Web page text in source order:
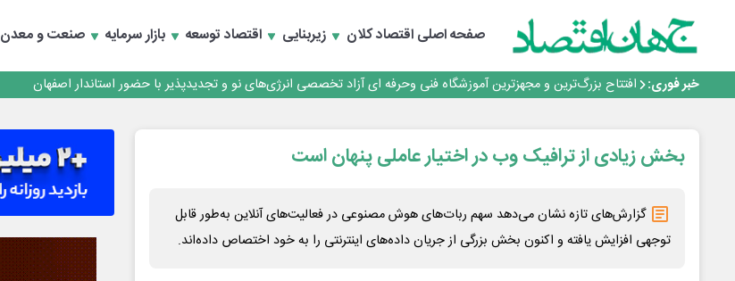
صفحه اصلیاقتصاد کلان زیربنایی اقتصاد توسعه بازار سرمایه صنعت و معدن
خبر فوری:
تداوم صعود مس در بازارهای جهانی؛ قیمت فلز سرخ از ۱۴هزار دلار در هر تن عبور کرد
فولاد در تله قیمت‌گذاری دستوری
افتتاح بزرگ‌ترین و مجهزترین آموزشگاه فنی وحرفه ای آزاد تخصصی انرژی‌های نو و تجدیدپذیر با حضور استاندار اصفهان
گفتگو با کاوه معلمی، مدیر حسابداری مدیریت فولادسنگان
تداوم صعود مس در بازارهای جهانی؛ قیمت فلز سرخ از ۱۴هزار دلار در هر تن عبور کرد
فولاد در تله قیمت‌گذاری دستوری
بخش زیادی از ترافیک وب در اختیار عاملی پنهان است
گزارش‌های تازه نشان می‌دهد سهم ربات‌های هوش مصنوعی در فعالیت‌های آنلاین به‌طور قابل
توجهی افزایش یافته و اکنون بخش بزرگی از جریان داده‌های اینترنتی را به خود اختصاص داده‌اند.